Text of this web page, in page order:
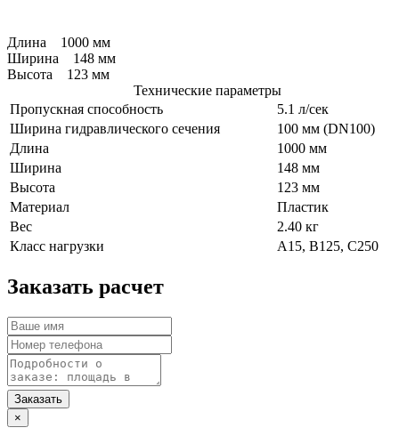
Длина 1000 мм
Ширина 148 мм
Высота 123 мм
Технические параметры
Пропускная способность
5.1 л/сек
Ширина гидравлического сечения
100 мм (DN100)
Длина
1000 мм
Ширина
148 мм
Высота
123 мм
Материал
Пластик
Вес
2.40 кг
Класс нагрузки
A15, B125, C250
Заказать расчет
×